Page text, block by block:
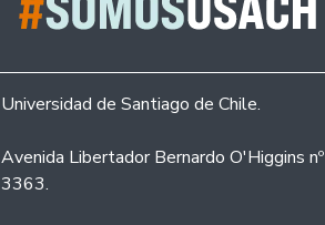
Universidad de Santiago de Chile.
Avenida Libertador Bernardo O'Higgins nº
3363.